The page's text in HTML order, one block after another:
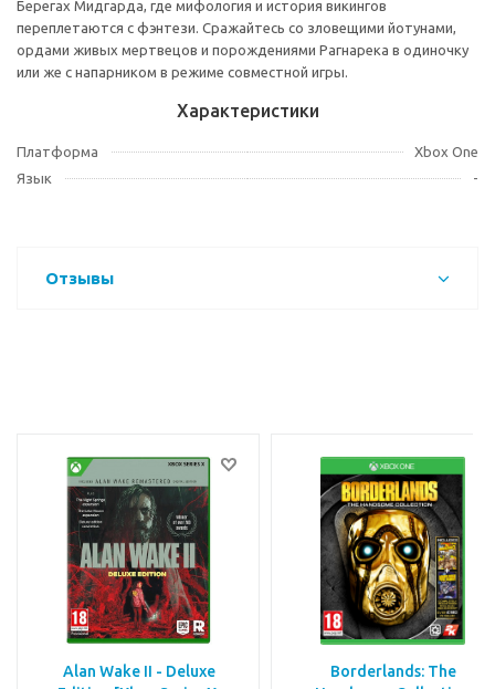
Берегах Мидгарда, где мифология и история викингов
переплетаются с фэнтези. Сражайтесь со зловещими йотунами,
ордами живых мертвецов и порождениями Рагнарека в одиночку
или же с напарником в режиме совместной игры.
Характеристики
Платформа
Xbox One
Язык
-
Отзывы
Alan Wake II - Deluxe
Borderlands: The